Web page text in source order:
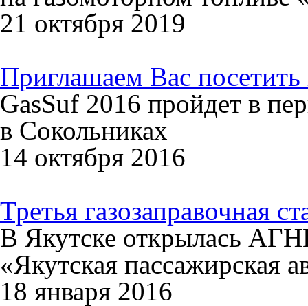
21 октября 2019
Приглашаем Вас
GasSuf 2016 пройдет в
в Сокольниках
14 октября 2016
Третья газозаправочная
В Якутске открылась
«Якутская пассажирская
18 января 2016